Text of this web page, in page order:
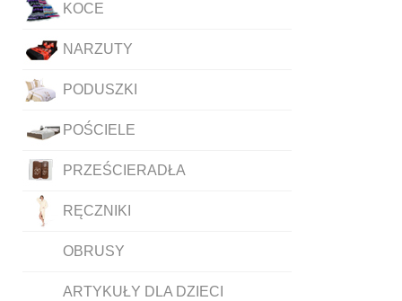
KOCE
NARZUTY
PODUSZKI
POŚCIELE
PRZEŚCIERADŁA
RĘCZNIKI
OBRUSY
ARTYKUŁY DLA DZIECI